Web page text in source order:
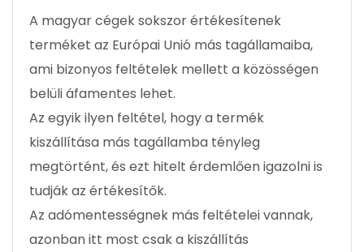
A magyar cégek sokszor értékesítenek
terméket az Európai Unió más tagállamaiba,
ami bizonyos feltételek mellett a közösségen
belüli áfamentes lehet.
Az egyik ilyen feltétel, hogy a termék
kiszállítása más tagállamba tényleg
megtörtént, és ezt hitelt érdemlően igazolni is
tudják az értékesítők.
Az adómentességnek más feltételei vannak,
azonban itt most csak a kiszállítás